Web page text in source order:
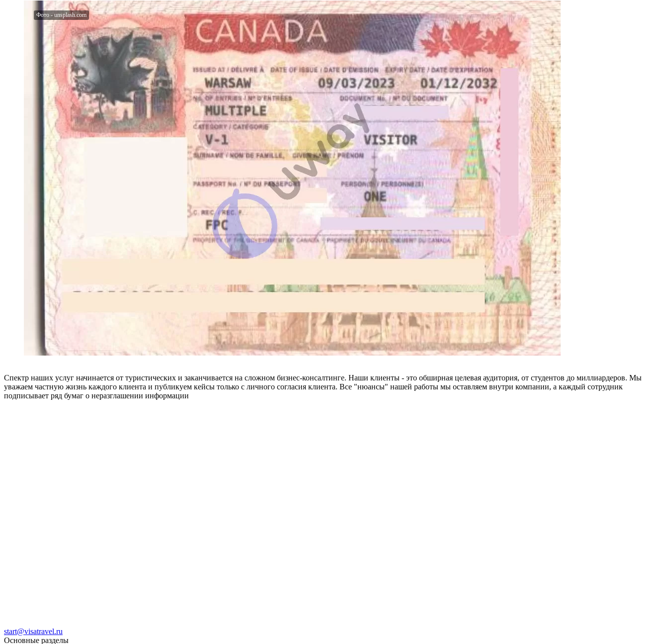
Спектр наших услуг начинается от туристических и заканчивается на сложном бизнес-консалтинге. Наши клиенты - это обширная целевая аудитория, от студентов до миллиардеров. Мы
уважаем частную жизнь каждого клиента и публикуем кейсы только с личного согласия клиента. Все "нюансы" нашей работы мы оставляем внутри компании, а каждый сотрудник
подписывает ряд бумаг о неразглашении информации
start@visatravel.ru
Основные разделы